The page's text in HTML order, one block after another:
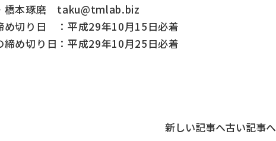
本琢磨 taku@tmlab.biz
切り日 ：平成29年10月15日必着
め切り日：平成29年10月25日必着
新しい記事へ古い記事へ